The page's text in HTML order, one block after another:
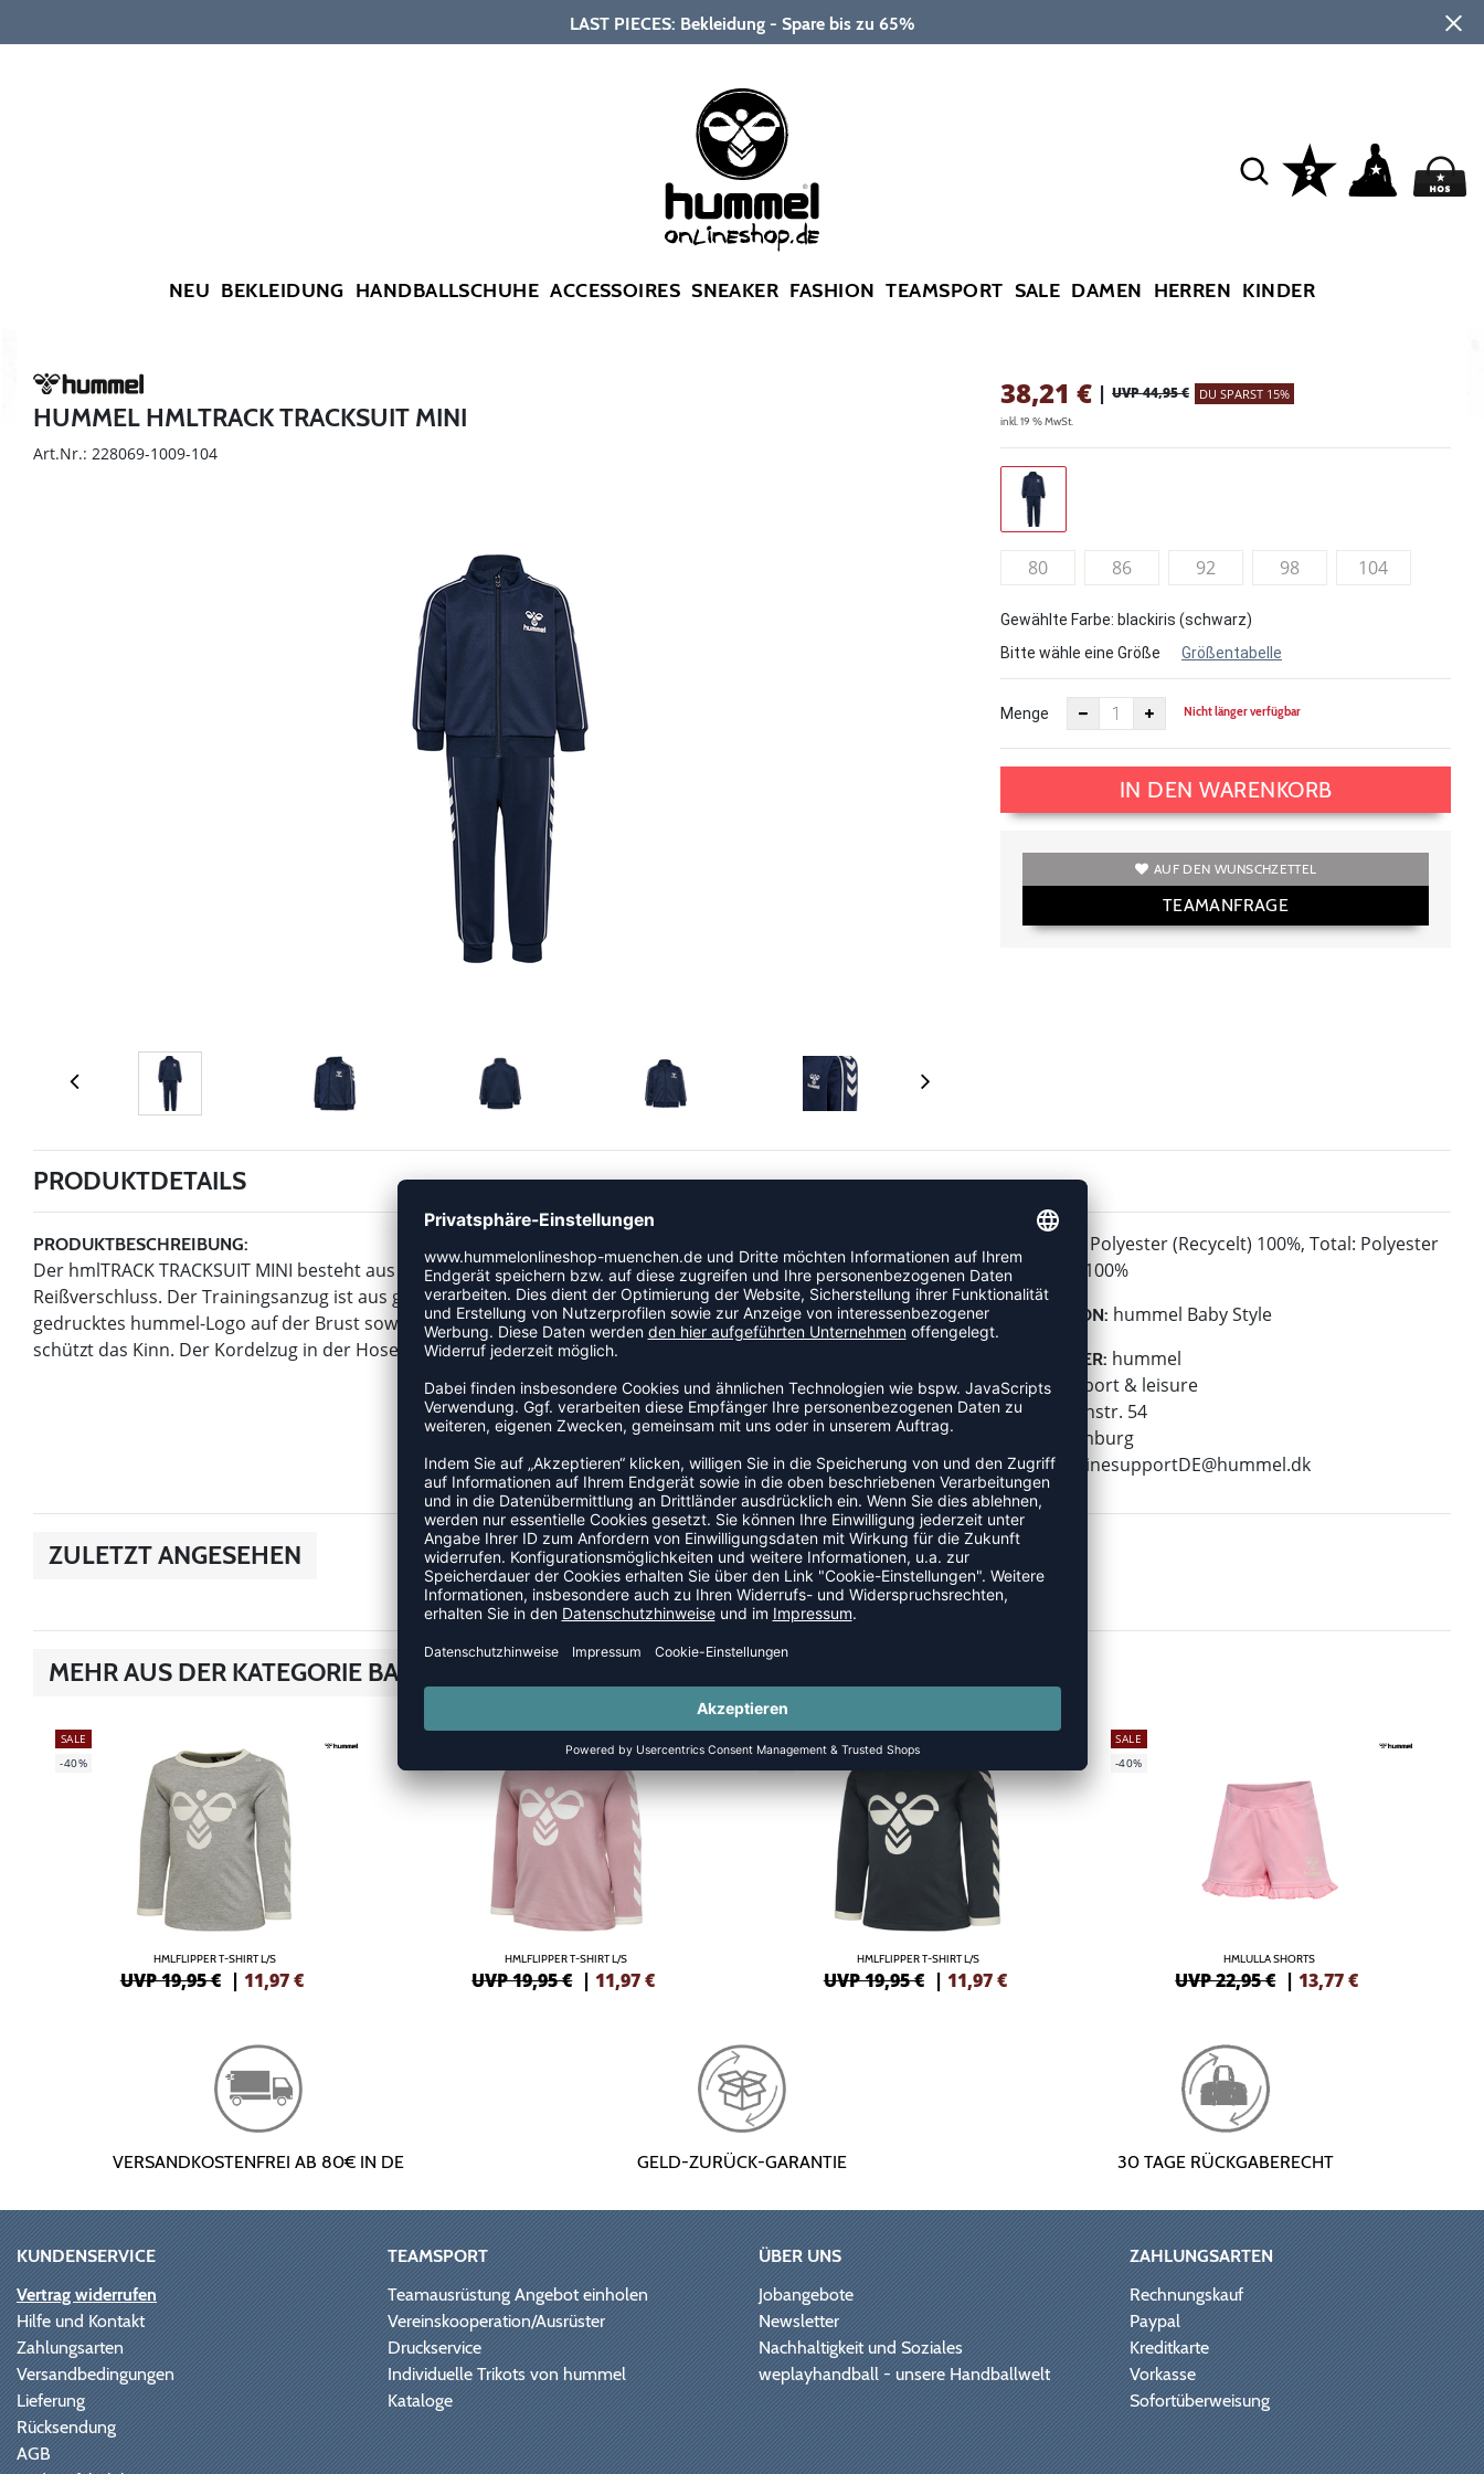
LAST PIECES: Bekleidung - Spare bis zu 65%
NEU BEKLEIDUNG HANDBALLSCHUHE ACCESSOIRES SNEAKER FASHION TEAMSPORT SALE DAMEN HERREN KINDER
HUMMEL HMLTRACK TRACKSUIT MINI
Art.Nr.: 228069-1009-104
38,21 € | UVP 44,95 € DU SPARST 15%
inkl. 19 % MwSt.
80 86 92 98 104
Gewählte Farbe: blackiris (schwarz)
Bitte wähle eine Größe
Größentabelle
Menge Nicht länger verfügbar
IN DEN WARENKORB
AUF DEN WUNSCHZETTEL
TEAMANFRAGE
PRODUKTDETAILS
PRODUKTBESCHREIBUNG:
Der hmlTRACK TRACKSUIT MINI besteht aus weichen Trainingshosen und einer Jacke mit durchgehendem
Reißverschluss. Der Trainingsanzug ist aus glattem, gestricktem Interlock-Material gefertigt und verfügt über ein
gedrucktes hummel-Logo auf der Brust sowie Chevrons auf Schultern und Beinen. Eine Reißverschlussgarage
schützt das Kinn. Der Kordelzug in der Hose sorgt für eine bequeme, verstellbare Passform.
Polyester (Recycelt) 100%, Total: Polyester
(Recycelt) 100%
KOLLEKTION: hummel Baby Style
HERSTELLER: hummel
hummel sport & leisure
Leverkusenstr. 54
22761 Hamburg
E-Mail:
onlinesupportDE@hummel.dk
ZULETZT ANGESEHEN
MEHR AUS DER KATEGORIE BABY STYLE
SALE
-40%
HMLFLIPPER T-SHIRT L/S
UVP 19,95 € | 11,97€
HMLFLIPPER T-SHIRT L/S
UVP 19,95 € |11,97€
HMLFLIPPER T-SHIRT L/S
UVP 19,95 € | 11,97€
SALE
-40%
HMLULLA SHORTS
UVP 22,95 € |13,77€
VERSANDKOSTENFREI AB 80€ IN DE GELD-ZURÜCK-GARANTIE 30 TAGE RÜCKGABERECHT
KUNDENSERVICE
Vertrag widerrufen
Hilfe und Kontakt
Zahlungsarten
Versandbedingungen
Lieferung
Rücksendung
AGB
TEAMSPORT
Teamausrüstung Angebot einholen
Vereinskooperation/Ausrüster
Druckservice
Individuelle Trikots von hummel
Kataloge
ÜBER UNS
Jobangebote
Newsletter
Nachhaltigkeit und Soziales
weplayhandball - unsere Handballwelt
ZAHLUNGSARTEN
Rechnungskauf
Paypal
Kreditkarte
Vorkasse
Sofortüberweisung